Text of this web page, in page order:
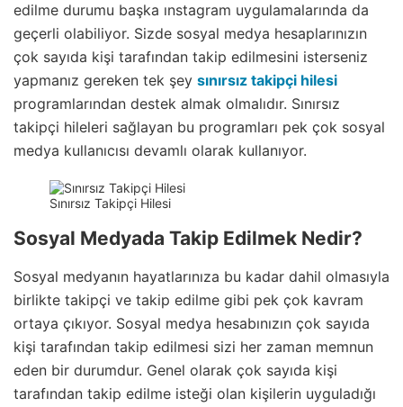
edilme durumu başka ınstagram uygulamalarında da
geçerli olabiliyor. Sizde sosyal medya hesaplarınızın
çok sayıda kişi tarafından takip edilmesini isterseniz
yapmanız gereken tek şey sınırsız takipçi hilesi
programlarından destek almak olmalıdır. Sınırsız
takipçi hileleri sağlayan bu programları pek çok sosyal
medya kullanıcısı devamlı olarak kullanıyor.
Sınırsız Takipçi Hilesi
Sosyal Medyada Takip Edilmek Nedir?
Sosyal medyanın hayatlarınıza bu kadar dahil olmasıyla
birlikte takipçi ve takip edilme gibi pek çok kavram
ortaya çıkıyor. Sosyal medya hesabınızın çok sayıda
kişi tarafından takip edilmesi sizi her zaman memnun
eden bir durumdur. Genel olarak çok sayıda kişi
tarafından takip edilme isteği olan kişilerin uyguladığı